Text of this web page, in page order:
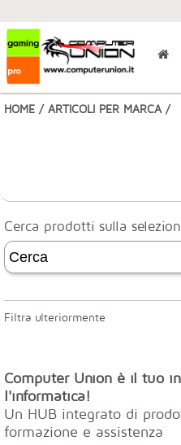
HOME / ARTICOLI PER MARCA /
Cerca prodotti sulla
Filtra ulteriormente
Computer Union è il tuo
l'informatica!
Un HUB integrato di
formazione e assistenza